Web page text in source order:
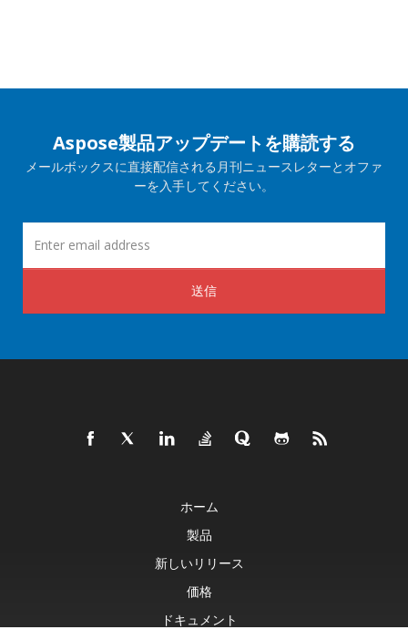
Aspose製品アップデートを購読する
メールボックスに直接配信される月刊ニュースレターとオファ
ーを入手してください。
送信
ホーム
製品
新しいリリース
価格
ドキュメント